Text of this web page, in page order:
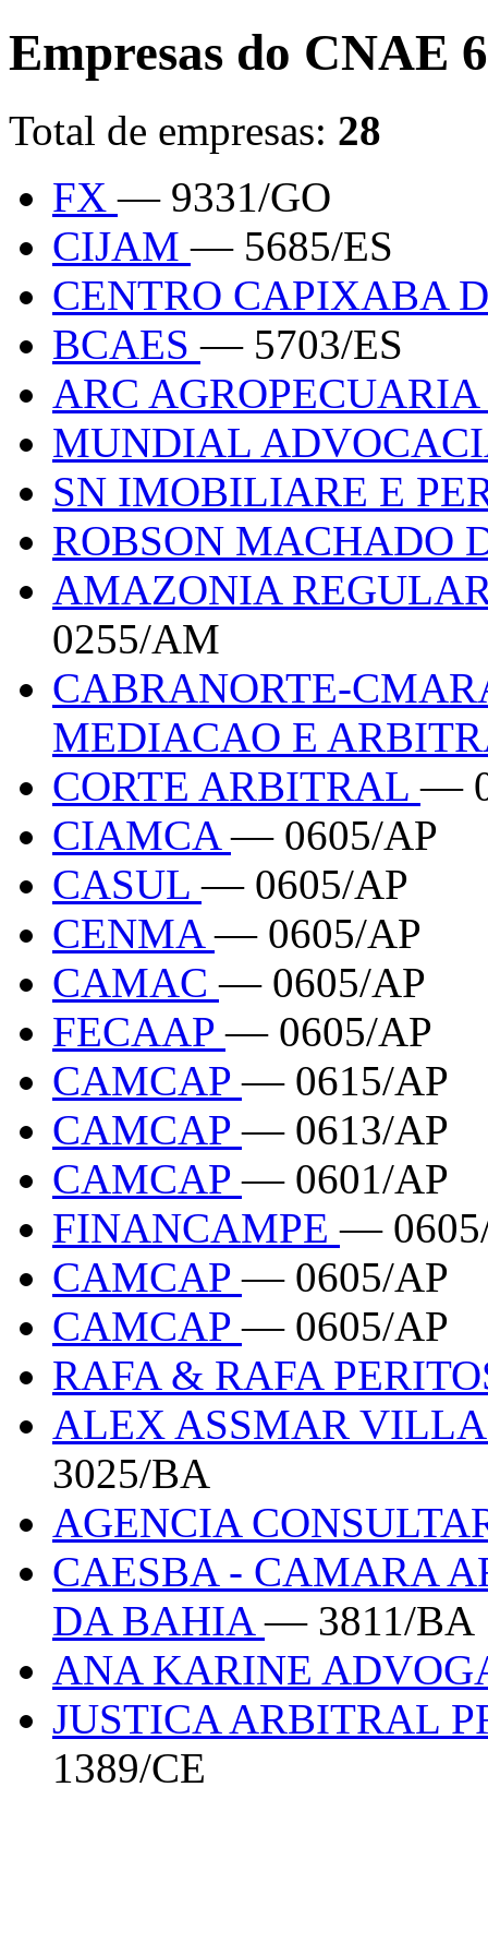
Empresas do CNAE
Total de empresas: 28
FX— 9331/GO
CIJAM— 5685/ES
CENTRO CAPIXABA
BCAES— 5703/ES
ARC AGROPECUARIA
MUNDIAL
SN IMOBILIARE E
ROBSON MACHADO
AMAZONIA
0255/AM
CABRANORTE-
MEDIACAO E
CORTE ARBITRAL—
CIAMCA— 0605/AP
CASUL— 0605/AP
CENMA— 0605/AP
CAMAC— 0605/AP
FECAAP— 0605/AP
CAMCAP— 0615/AP
CAMCAP— 0613/AP
CAMCAP— 0601/AP
FINANCAMPE—
CAMCAP— 0605/AP
CAMCAP— 0605/AP
RAFA & RAFA
ALEX ASSMAR
3025/BA
AGENCIA
CAESBA - CAMARA
DA BAHIA— 3811/BA
ANA KARINE
JUSTICA ARBITRAL
1389/CE